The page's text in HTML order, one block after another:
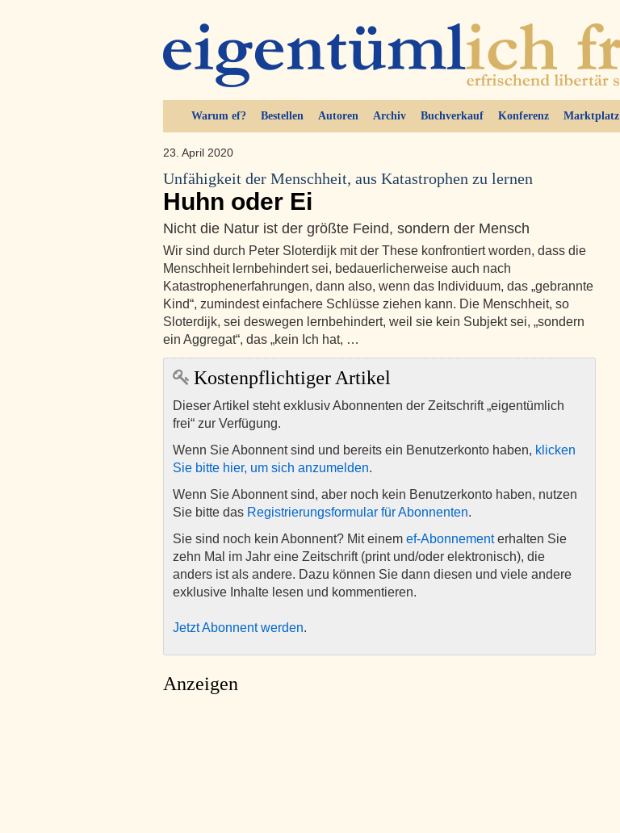
Warum ef? Bestellen Autoren Archiv Buchverkauf Konferenz Marktplatz
23. April 2020
Unfähigkeit der Menschheit, aus Katastrophen zu lernen
Huhn oder Ei
Nicht die Natur ist der größte Feind, sondern der Mensch
Wir sind durch Peter Sloterdijk mit der These konfrontiert worden, dass die
Menschheit lernbehindert sei, bedauerlicherweise auch nach
Katastrophenerfahrungen, dann also, wenn das Individuum, das „gebrannte
Kind“, zumindest einfachere Schlüsse ziehen kann. Die Menschheit, so
Sloterdijk, sei deswegen lernbehindert, weil sie kein Subjekt sei, „sondern
ein Aggregat“, das „kein Ich hat, …
Kostenpflichtiger Artikel
Dieser Artikel steht exklusiv Abonnenten der Zeitschrift „eigentümlich
frei“ zur Verfügung.
Wenn Sie Abonnent sind und bereits ein Benutzerkonto haben, klicken
Sie bitte hier, um sich anzumelden.
Wenn Sie Abonnent sind, aber noch kein Benutzerkonto haben, nutzen
Sie bitte das Registrierungsformular für Abonnenten.
Sie sind noch kein Abonnent? Mit einem ef-Abonnementerhalten Sie
zehn Mal im Jahr eine Zeitschrift (print und/oder elektronisch), die
anders ist als andere. Dazu können Sie dann diesen und viele andere
exklusive Inhalte lesen und kommentieren.
Jetzt Abonnent werden.
Anzeigen